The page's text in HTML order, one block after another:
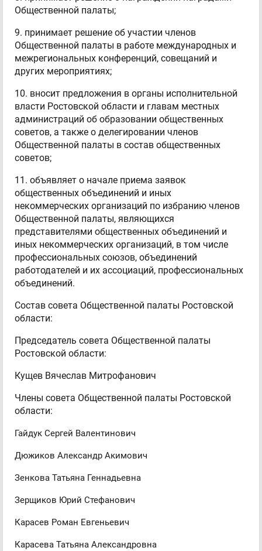
Общественной палаты;
9. принимает решение об участии членов
Общественной палаты в работе международных и
межрегиональных конференций, совещаний и
других мероприятиях;
10. вносит предложения в органы исполнительной
власти Ростовской области и главам местных
администраций об образовании общественных
советов, а также о делегировании членов
Общественной палаты в состав общественных
советов;
11. объявляет о начале приема заявок
общественных объединений и иных
некоммерческих организаций по избранию членов
Общественной палаты, являющихся
представителями общественных объединений и
иных некоммерческих организаций, в том числе
профессиональных союзов, объединений
работодателей и их ассоциаций, профессиональных
объединений.
Состав совета Общественной палаты Ростовской
области:
Председатель совета Общественной палаты
Ростовской области:
Кущев Вячеслав Митрофанович
Члены совета Общественной палаты Ростовской
области:
Гайдук Сергей Валентинович
Дюжиков Александр Акимович
Зенкова Татьяна Геннадьевна
Зерщиков Юрий Стефанович
Карасев Роман Евгеньевич
Карасева Татьяна Александровна